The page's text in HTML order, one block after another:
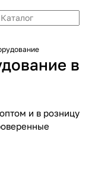
Каталог
в
и в розницу